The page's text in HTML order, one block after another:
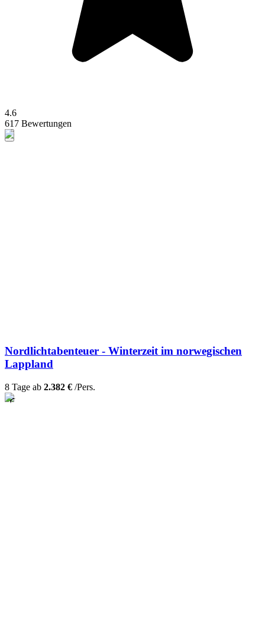
4.6
617 Bewertungen
Nordlichtabenteuer - Winterzeit im norwegischen
Lappland
8 Tage ab 2.382 € /Pers.